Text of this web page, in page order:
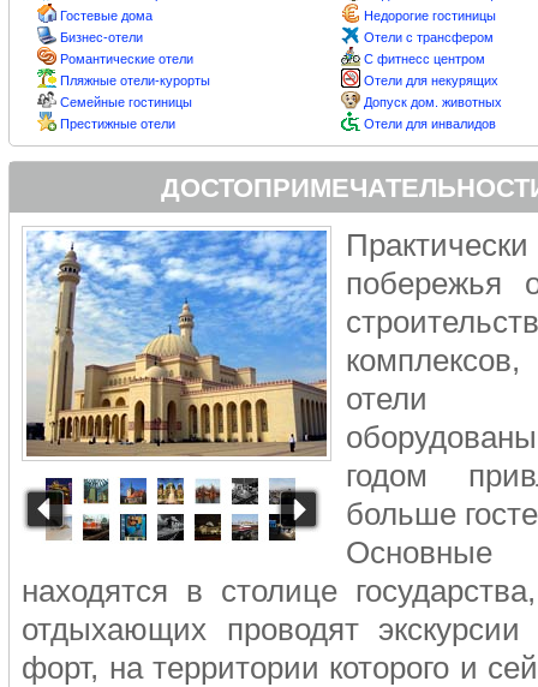
Гостевые дома
Бизнес-отели
Романтические отели
Пляжные отели-курорты
Семейные гостиницы
Престижные отели
Недорогие гостиницы
Отели с трансфером
С фитнесс центром
Отели для некурящих
Допуск дом. животных
Отели для инвалидов
побережья
отели
годом
больше
Основные
находятся в столице
отдыхающих проводят
форт, на территории которого и